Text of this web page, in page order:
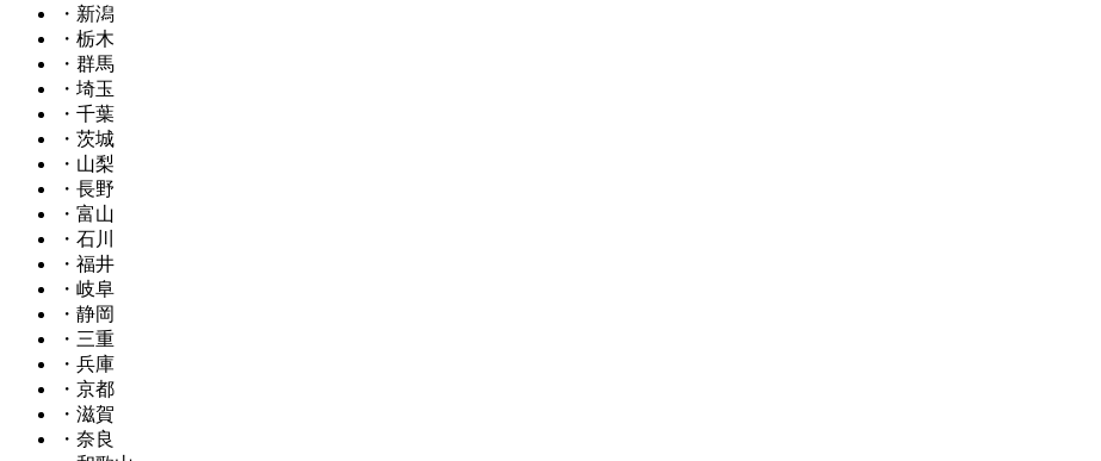
・新潟
・栃木
・群馬
・埼玉
・千葉
・茨城
・山梨
・長野
・富山
・石川
・福井
・岐阜
・静岡
・三重
・兵庫
・京都
・滋賀
・奈良